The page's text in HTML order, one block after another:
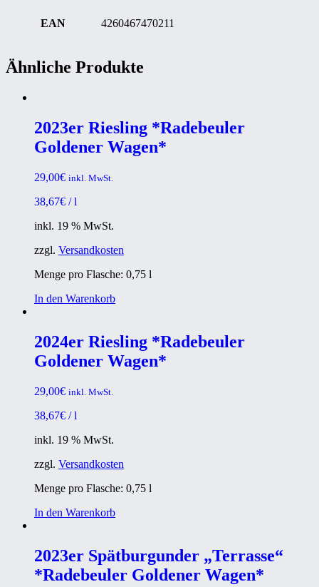
EAN 4260467470211
Ähnliche Produkte
2023er Riesling *Radebeuler
Goldener Wagen*
29,00€ inkl. MwSt.
38,67€ /l
inkl. 19 % MwSt.
zzgl. Versandkosten
Menge pro Flasche: 0,75 l
In den Warenkorb
2024er Riesling *Radebeuler
Goldener Wagen*
29,00€ inkl. MwSt.
38,67€ /l
inkl. 19 % MwSt.
zzgl. Versandkosten
Menge pro Flasche: 0,75 l
In den Warenkorb
2023er Spätburgunder „Terrasse“
*Radebeuler Goldener Wagen*